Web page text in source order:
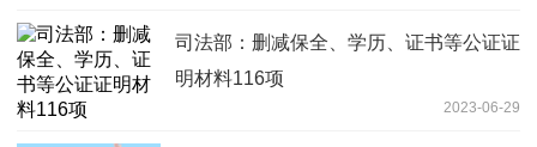
司法部：删减保全、学历、证书等公证证
明材料116项
2023-06-29